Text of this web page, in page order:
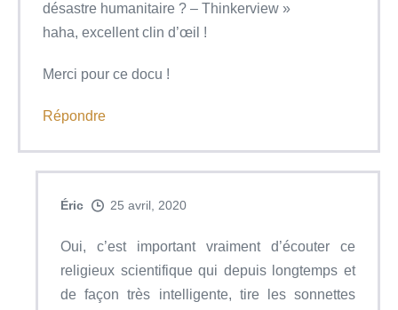
désastre humanitaire ? – Thinkerview »
haha, excellent clin d’œil !
Merci pour ce docu !
Répondre
Éric 25 avril, 2020
Oui, c’est important vraiment d’écouter ce
religieux scientifique qui depuis longtemps et
de façon très intelligente, tire les sonnettes